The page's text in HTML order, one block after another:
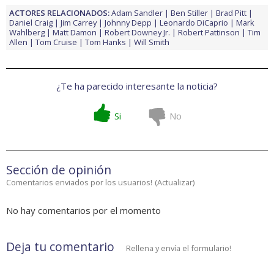
ACTORES RELACIONADOS:Adam Sandler Ben Stiller
Brad Pitt
Daniel Craig
Jim Carrey Johnny Depp Leonardo DiCaprio
Mark
Wahlberg
Matt Damon Robert Downey Jr. Robert Pattinson
Tim
Allen
Tom Cruise Tom Hanks Will Smith
¿Te ha parecido interesante la noticia?
Si No
Sección de opinión
Comentarios enviados por los usuarios! (Actualizar)
No hay comentarios por el momento
Deja tu comentario Rellena y envía el formulario!